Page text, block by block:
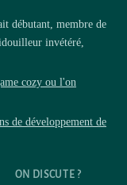
débutant, membre de
invétéré,
cozy ou l'on
de développement de
ON DISCUTE ?